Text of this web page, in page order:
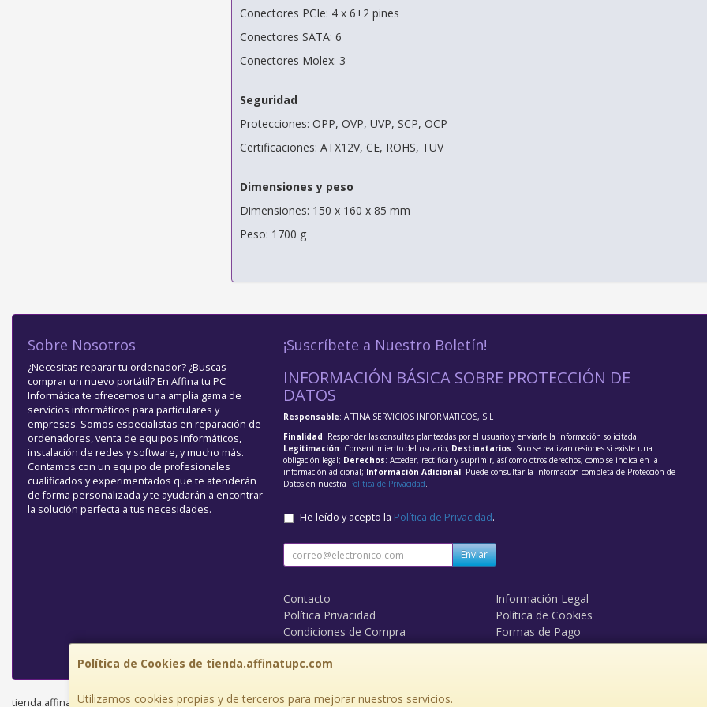
Conectores PCIe: 4 x 6+2 pines
Conectores SATA: 6
Conectores Molex: 3
Seguridad
Protecciones: OPP, OVP, UVP, SCP, OCP
Certificaciones: ATX12V, CE, ROHS, TUV
Dimensiones y peso
Dimensiones: 150 x 160 x 85 mm
Peso: 1700 g
Política de Cookies de tienda.affinatupc.com
Utilizamos cookies propias y de terceros para mejorar nuestros servicios.
Sobre Nosotros
¿Necesitas reparar tu ordenador? ¿Buscas
comprar un nuevo portátil? En Affina tu PC
Informática te ofrecemos una amplia gama de
servicios informáticos para particulares y
empresas. Somos especialistas en reparación de
ordenadores, venta de equipos informáticos,
instalación de redes y software, y mucho más.
Contamos con un equipo de profesionales
cualificados y experimentados que te atenderán
de forma personalizada y te ayudarán a encontrar
la solución perfecta a tus necesidades.
¡Suscríbete a Nuestro Boletín!
INFORMACIÓN BÁSICA SOBRE PROTECCIÓN DE
DATOS
Responsable: AFFINA SERVICIOS INFORMATICOS, S.L
Finalidad: Responder las consultas planteadas por el usuario y enviarle la información solicitada;
Legitimación: Consentimiento del usuario; Destinatarios: Solo se realizan cesiones si existe una
obligación legal; Derechos: Acceder, rectificar y suprimir, así como otros derechos, como se indica en la
información adicional; Información Adicional: Puede consultar la información completa de Protección de
Datos en nuestra Política de Privacidad.
He leído y acepto la Política de Privacidad.
Enviar
Contacto
Información Legal
Política Privacidad
Política de Cookies
Condiciones de Compra
Formas de Pago
¿Quienes Somos?
Derecho de Desistimiento
tienda.affinatupc.com © 2026